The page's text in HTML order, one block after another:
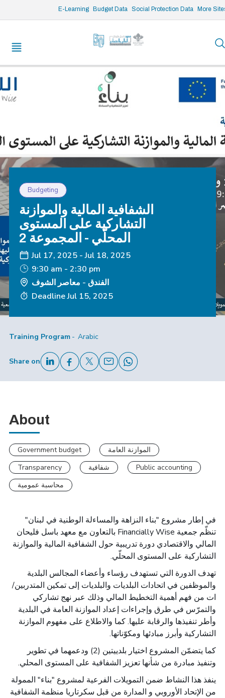
E-Learning Budget Data Social Protection Data More
/* opened search */
Budgeting
الشفافية المالية والموازنة
التشاركية على المستوى
المحلّي - المجموعة 2
Jul 17, 2025 - Jul 18, 2025
9:30 am - 2:30 pm
الفندق - معاصر الشوف
DeadlineJul 15, 2025
Training Program Arabic
Share on
About
Government budget
الموازنة العامة
Transparency
شفافية
Public accounting
محاسبة عمومية
في إطار مشروع "بناء النزاهة والمساءلة الوطنية في لبنان"
تنظّم جمعية Financially Wise بالتعاون مع معهد باسل فليحان
المالي والاقتصادي دورة تدريبية حول الشفافية المالية والموازنة
التشاركية على المستوى المحلّي.
تهدف الدورة التي تستهدف رؤساء وأعضاء المجالس البلدية
والموظفين في اتحادات البلديات والبلديات إلى تمكين المتدربين/
ات من فهم أهمية التخطيط المالي وذلك عبر نهج تشاركي
والتمرّس في طرق وإجراءات إعداد الموازنة العامة في البلدية
وأطر تنفيذها والرقابة عليها. كما والاطلاع على مفهوم الموازنة
التشاركية وأبرز مبادئها ومكوّناتها.
كما يتضمّن المشروع اختيار بلدييتين (2) ودعمهما في تطوير
وتنفيذ مبادرة من شأنها تعزيز الشفافية على المستوى المحلي.
ينفذ هذا النشاط ضمن التمويلات الفرعية لمشروع "بناء" الممولة
من الإتحاد الأوروبي و المدارة من قبل سكرتاريا منظمة الشفافية